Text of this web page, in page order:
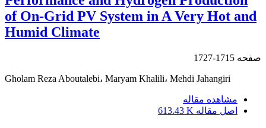
of On-Grid PV System in A Very Hot and
Humid Climate
صفحه 1715-1727
Gholam Reza Aboutalebi، Maryam Khalili، Mehdi Jahangiri
مشاهده مقاله
اصل مقاله 613.43 K